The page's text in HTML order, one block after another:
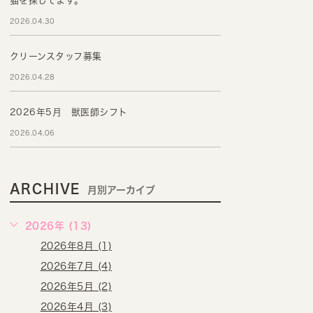
2026.04.30
クリーンスタッフ募集
2026.04.28
2026年5月 獣医師シフト
2026.04.06
ARCHIVE 月別アーカイブ
2026年 (13)
2026年8月 (1)
2026年7月 (4)
2026年5月 (2)
2026年4月 (3)